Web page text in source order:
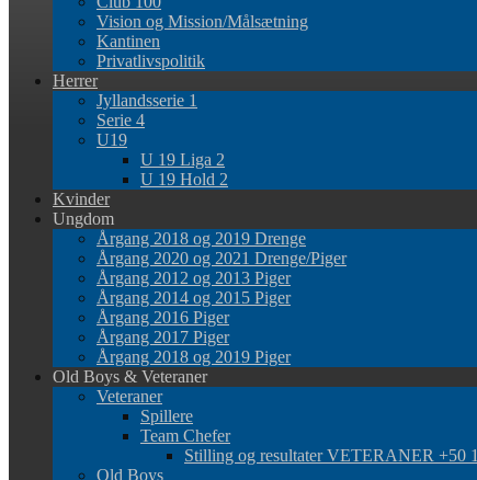
Vision og Mission/Målsætning
Kantinen
Privatlivspolitik
Herrer
Jyllandsserie 1
Serie 4
U19
U 19 Liga 2
U 19 Hold 2
Kvinder
Ungdom
Årgang 2018 og 2019 Drenge
Årgang 2020 og 2021 Drenge/Piger
Årgang 2012 og 2013 Piger
Årgang 2014 og 2015 Piger
Årgang 2016 Piger
Årgang 2017 Piger
Årgang 2018 og 2019 Piger
Old Boys & Veteraner
Veteraner
Spillere
Team Chefer
Stilling og resultater VETERANER +50 1
Old Boys